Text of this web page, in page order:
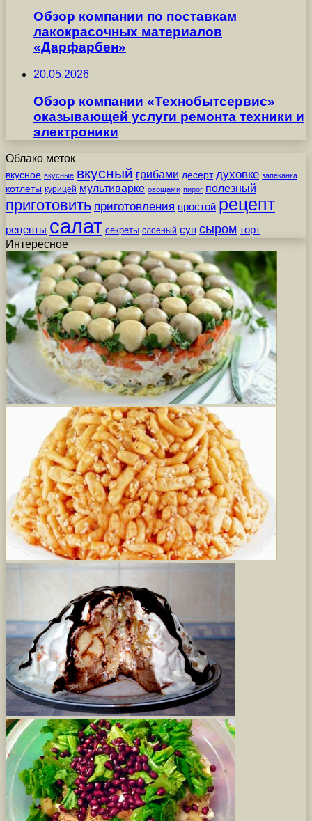
Обзор компании по поставкам
лакокрасочных материалов
«Дарфарбен»
20.05.2026
Обзор компании «Технобытсервис»
оказывающей услуги ремонта техники и
электроники
Облако меток
вкусное вкусные вкусный грибами десерт духовке запеканка
котлеты курицей мультиварке овощами пирог полезный
приготовить приготовления простой рецепт
рецепты салат секреты слоеный суп сыром торт
Интересное